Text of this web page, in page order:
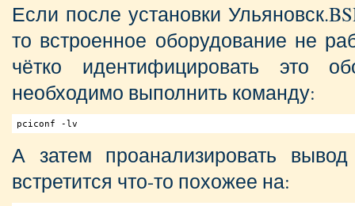
Если после установки
то встроенное оборудование не
чётко идентифицировать это
необходимо выполнить команду:
pciconf -lv
А затем проанализировать
встретится что-то похожее на: